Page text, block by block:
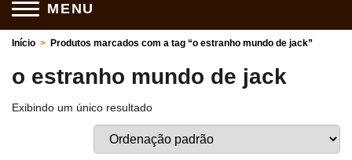
MENU
Início > Produtos marcados com a tag “o estranho mundo de jack”
o estranho mundo de jack
Exibindo um único resultado